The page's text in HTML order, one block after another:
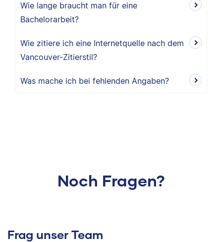
Wie lange braucht man für eine
Bachelorarbeit?
Wie zitiere ich eine Internetquelle nach dem
Vancouver-Zitierstil?
Was mache ich bei fehlenden Angaben?
Noch Fragen?
Frag unser Team